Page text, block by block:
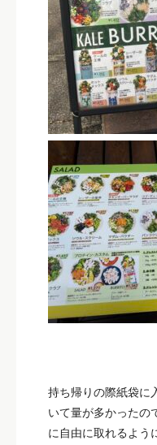
持ち帰りの際紙袋に
いて量が多かったの
に自由に取れるよう